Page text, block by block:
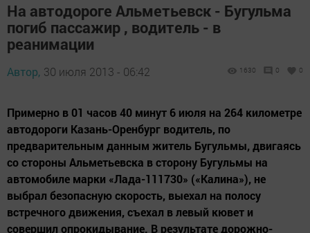
На автодороге Альметьевск - Бугульма
погиб пассажир , водитель - в
реанимации
Автор, 30 июля 2013 - 06:42 1630 0 0
Примерно в 01 часов 40 минут 6 июля на 264 километре
автодороги Казань-Оренбург водитель, по
предварительным данным житель Бугульмы, двигаясь
со стороны Альметьевска в сторону Бугульмы на
автомобиле марки «Лада-111730» («Калина»), не
выбрал безопасную скорость, выехал на полосу
встречного движения, съехал в левый кювет и
совершил опрокидывание. В результате дорожно-